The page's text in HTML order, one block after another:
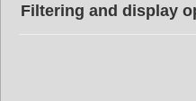
Filtering and display